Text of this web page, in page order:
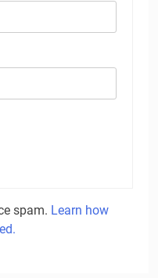
spam. Learn how